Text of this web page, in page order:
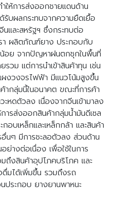
ให้การส่งออกชายแดนด้าน
รับผลกระทบจากความยืดเยื้อ
นและสหรัฐฯ ซึ่งกระทบต่อ
ผลิตภัณฑ์ยาง ประกอบกับ
อย จากปัญหาฝนตกชุกในพื้นที่
วม แต่การนำเข้าสินค้าทุน เช่น
งวงจรไฟฟ้า มีแนวโน้มสูงขึ้น
กลุ่มนี้ในอนาคต ขณะที่การค้า
หดตัวลง เนื่องจากจีนเข้ามาลง
ารส่งออกสินค้ากลุ่มน้ำมันดีเซล
บเหล็กและเหล็กกล้า และสินค้า
นๆ มีการชะลอตัวลง ส่วนด้าน
ย่างต่อเนื่อง เพื่อใช้ในการ
ถึงสินค้าอุปโภคบริโภค และ
มได้เพิ่มขึ้น รวมถึงรถ
ประกอบ ยางยานพาหนะ